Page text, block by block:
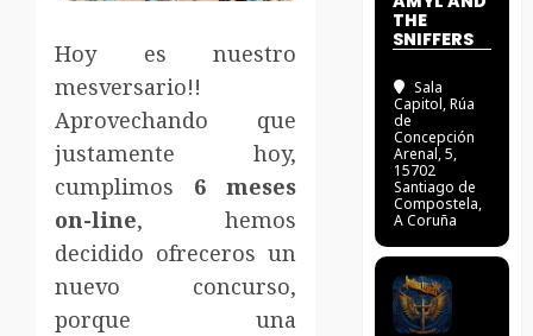
Hoy es nuestro
mesversario!!
Aprovechando que
justamente hoy,
cumplimos 6 meses
on-line, hemos
decidido ofreceros un
nuevo concurso,
porque una
THE
SNIFFERS
Sala
Capitol, Rúa
de
Concepción
Arenal, 5,
15702
Santiago de
Compostela,
A Coruña